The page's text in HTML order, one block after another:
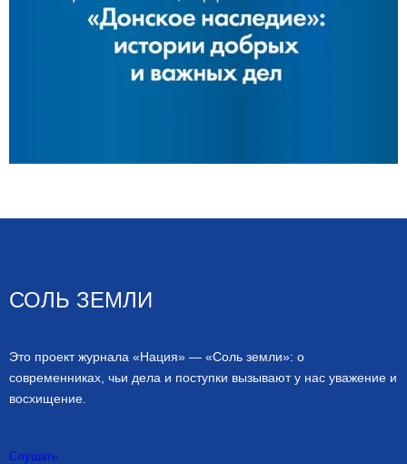
СОЛЬ ЗЕМЛИ
Это проект журнала «Нация» — «Соль земли»: о
современниках, чьи дела и поступки вызывают у нас уважение и
восхищение.
Слушать